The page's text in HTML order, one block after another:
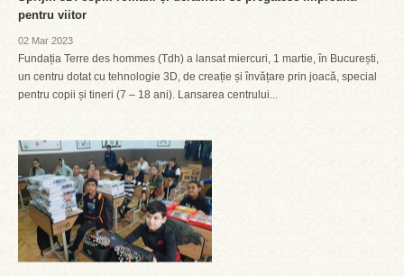
pentru viitor
02 Mar 2023
Fundația Terre des hommes (Tdh) a lansat miercuri, 1 martie, în București,
un centru dotat cu tehnologie 3D, de creație și învățare prin joacă, special
pentru copii și tineri (7 – 18 ani). Lansarea centrului...